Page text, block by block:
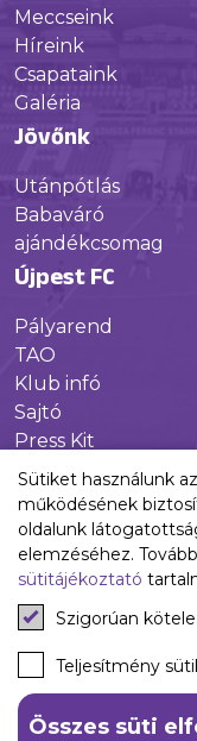
Meccseink
Híreink
Csapataink
Galéria
Jövőnk
Utánpótlás
Babaváró
ajándékcsomag
Újpest FC
Pályarend
TAO
Klub infó
Sajtó
Press Kit
Újpest FC Shop
Digitális
Facebook
Instagram
Tiktok
Youtube
Spotify
Sütiket használunk
működésének
oldalunk
elemzéséhez.
sütitájékoztató
Szigorúan
Teljesítmény
Összes süti